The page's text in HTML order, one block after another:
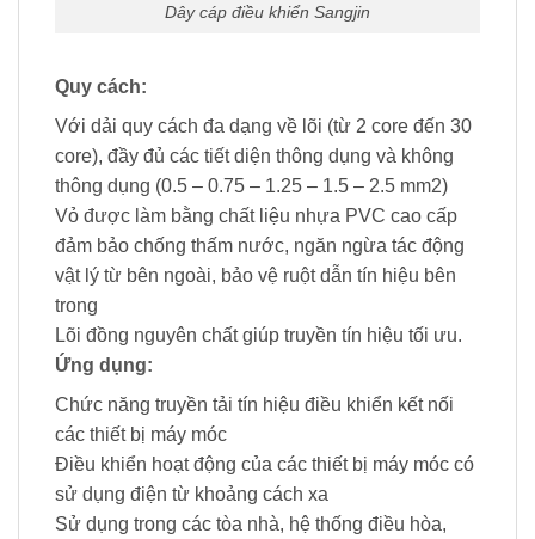
Dây cáp điều khiển Sangjin
Quy cách:
Với dải quy cách đa dạng về lõi (từ 2 core đến 30
core), đầy đủ các tiết diện thông dụng và không
thông dụng (0.5 – 0.75 – 1.25 – 1.5 – 2.5 mm2)
Vỏ được làm bằng chất liệu nhựa PVC cao cấp
đảm bảo chống thấm nước, ngăn ngừa tác động
vật lý từ bên ngoài, bảo vệ ruột dẫn tín hiệu bên
trong
Lõi đồng nguyên chất giúp truyền tín hiệu tối ưu.
Ứng dụng:
Chức năng truyền tải tín hiệu điều khiển kết nối
các thiết bị máy móc
Điều khiển hoạt động của các thiết bị máy móc có
sử dụng điện từ khoảng cách xa
Sử dụng trong các tòa nhà, hệ thống điều hòa,